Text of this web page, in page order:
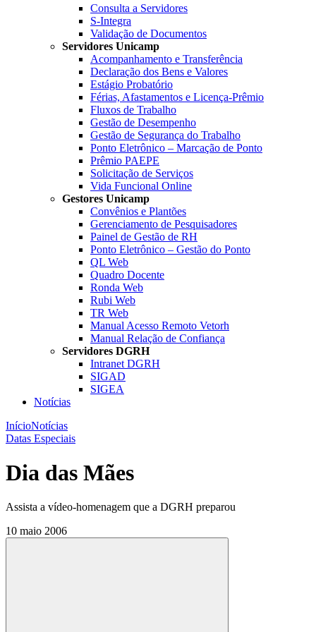
Consulta a Servidores
S-Integra
Validação de Documentos
Servidores Unicamp
Acompanhamento e Transferência
Declaração dos Bens e Valores
Estágio Probatório
Férias, Afastamentos e Licença-Prêmio
Fluxos de Trabalho
Gestão de Desempenho
Gestão de Segurança do Trabalho
Ponto Eletrônico – Marcação de Ponto
Prêmio PAEPE
Solicitação de Serviços
Vida Funcional Online
Gestores Unicamp
Convênios e Plantões
Gerenciamento de Pesquisadores
Painel de Gestão de RH
Ponto Eletrônico – Gestão do Ponto
QL Web
Quadro Docente
Ronda Web
Rubi Web
TR Web
Manual Acesso Remoto Vetorh
Manual Relação de Confiança
Servidores DGRH
Intranet DGRH
SIGAD
SIGEA
Notícias
InícioNotícias
Datas Especiais
Dia das Mães
Assista a vídeo-homenagem que a DGRH preparou
10 maio 2006